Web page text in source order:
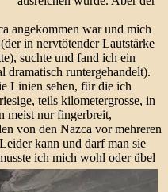
angekommen war und mich
in nervtötender Lautstärke
suchte und fand ich ein
dramatisch runtergehandelt).
Linien sehen, für die ich
teils kilometergrosse, in
meist nur fingerbreit,
von den Nazca vor mehreren
kann und darf man sie
ich mich wohl oder übel